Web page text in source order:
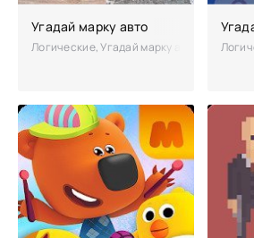
Угадай марку авто
Логические, Угадай марку авто –